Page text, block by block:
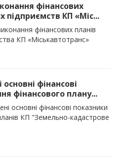
фінансових
підприємств КП «Міс...
фінансових планів
КП «Міськавтотранс»
основні фінансові
фінансового плану...
основні фінансові показники
КП "Земельно-кадастрове